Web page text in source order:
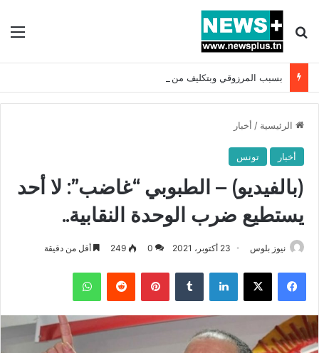
بحث عن
الرئيسية / أخبار
أخبار تونس
(بالفيديو) – الطبوبي “غاضب”: لا أحد
يستطيع ضرب الوحدة النقابية..
نيوز بلوس 23 أكتوبر، 2021 0
249 أقل من دقيقة
فيسبوك X لينكدإن بينتيريست واتساب